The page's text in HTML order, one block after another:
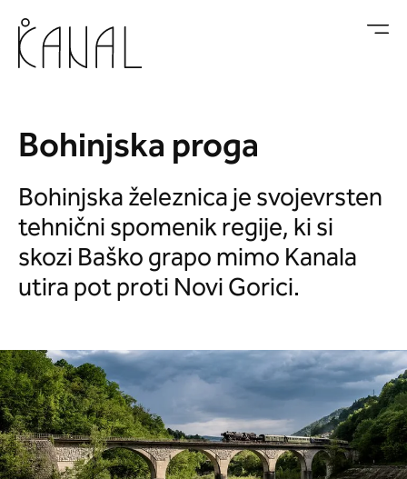
Bohinjska proga
Bohinjska železnica je svojevrsten
tehnični spomenik regije, ki si
skozi Baško grapo mimo Kanala
utira pot proti Novi Gorici.